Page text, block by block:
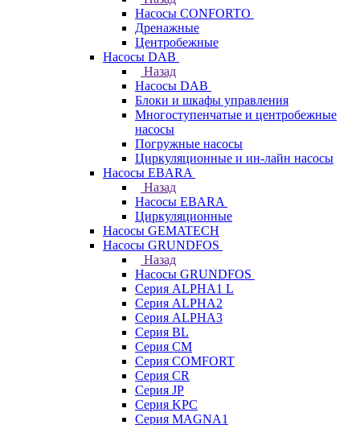
Насосы CONFORTO
Дренажные
Центробежные
Насосы DAB
Назад
Насосы DAB
Блоки и шкафы управления
Многоступенчатые и центробежные
насосы
Погружные насосы
Циркуляционные и ин-лайн насосы
Насосы EBARA
Назад
Насосы EBARA
Циркуляционные
Насосы GEMATECH
Насосы GRUNDFOS
Назад
Насосы GRUNDFOS
Серия ALPHA1 L
Серия ALPHA2
Серия ALPHA3
Серия BL
Серия CM
Серия COMFORT
Серия CR
Серия JP
Серия KPC
Серия MAGNA1